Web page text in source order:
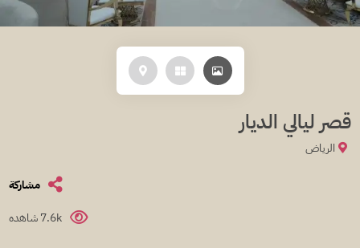
قصر ليالي الديار
الرياض
مشاركة
7.6k شاهده